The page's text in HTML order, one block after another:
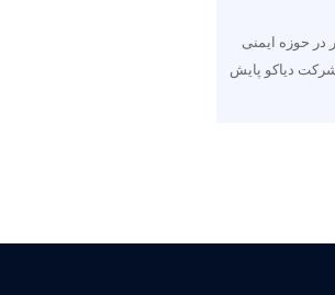
در حوزه ایمنی
دیاکو پایش